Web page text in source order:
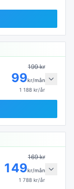
199kr
99kr/mån
1 188 kr/år
169kr
149kr/mån
1 788 kr/år